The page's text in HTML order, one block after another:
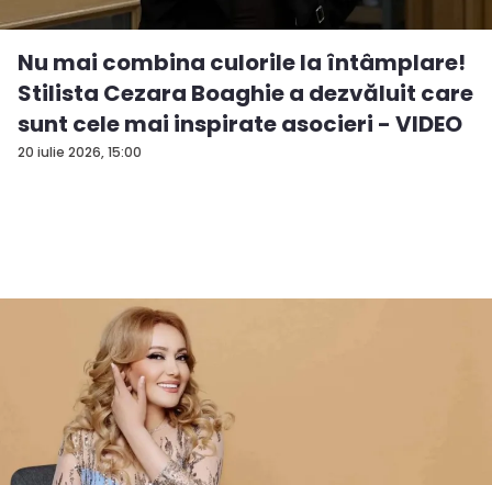
20 iulie 2026, 15:00
Nu mai combina culorile la întâmplare!
Stilista Cezara Boaghie a dezvăluit care
sunt cele mai inspirate asocieri - VIDEO